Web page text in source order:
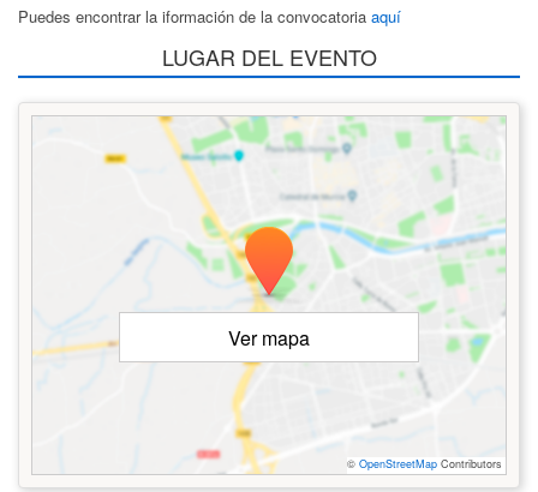
Puedes encontrar la iformación de la convocatoria aquí
LUGAR DEL EVENTO
Ver mapa
© OpenStreetMap Contributors